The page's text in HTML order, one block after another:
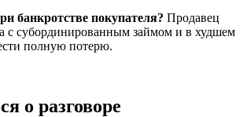
банкротстве покупателя? Продавец
с субординированным займом и в худшем
полную потерю.
о разговоре